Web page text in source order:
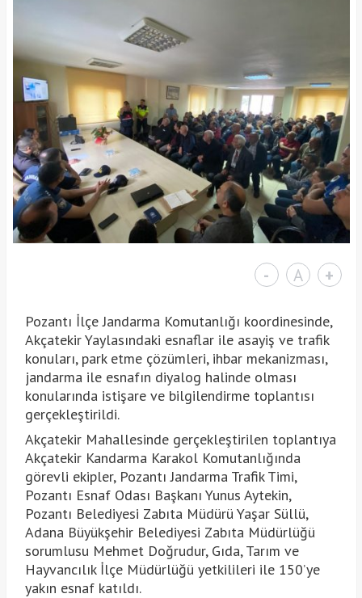
- A +
Pozantı İlçe Jandarma Komutanlığı koordinesinde,
Akçatekir Yaylasındaki esnaflar ile asayiş ve trafik
konuları, park etme çözümleri, ihbar mekanizması,
jandarma ile esnafın diyalog halinde olması
konularında istişare ve bilgilendirme toplantısı
gerçekleştirildi.
Akçatekir Mahallesinde gerçekleştirilen toplantıya
Akçatekir Kandarma Karakol Komutanlığında
görevli ekipler, Pozantı Jandarma Trafik Timi,
Pozantı Esnaf Odası Başkanı Yunus Aytekin,
Pozantı Belediyesi Zabıta Müdürü Yaşar Süllü,
Adana Büyükşehir Belediyesi Zabıta Müdürlüğü
sorumlusu Mehmet Doğrudur, Gıda, Tarım ve
Hayvancılık İlçe Müdürlüğü yetkilileri ile 150’ye
yakın esnaf katıldı.